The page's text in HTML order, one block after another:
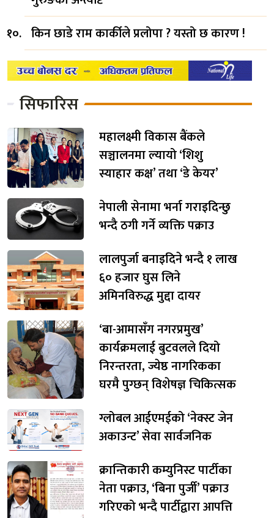
किन छाडे राम कार्कीले प्रलोपा ? यस्तो छ कारण !
सिफारिस
महालक्ष्मी विकास बैंकले
सञ्चालनमा ल्यायो ‘शिशु
स्याहार कक्ष’ तथा ‘डे केयर’
नेपाली सेनामा भर्ना गराइदिन्छु
भन्दै ठगी गर्ने व्यक्ति पक्राउ
लालपुर्जा बनाइदिने भन्दै १ लाख
६० हजार घुस लिने
अमिनविरुद्ध मुद्दा दायर
‘बा-आमासँग नगरप्रमुख’
कार्यक्रमलाई बुटवलले दियो
निरन्तरता, ज्येष्ठ नागरिकका
घरमै पुग्छन् विशेषज्ञ चिकित्सक
ग्लोबल आईएमईको ‘नेक्स्ट जेन
अकाउन्ट’ सेवा सार्वजनिक
क्रान्तिकारी कम्युनिस्ट पार्टीका
नेता पक्राउ, ‘बिना पुर्जी’ पक्राउ
गरिएको भन्दै पार्टीद्वारा आपत्ति